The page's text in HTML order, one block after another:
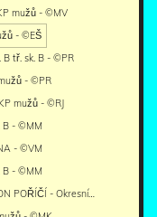
mužů - ©MV
- ©EŠ
B tř. sk. B - ©PR
- ©PR
mužů - ©RJ
B - ©MM
- ©VM
B - ©MM
POŘÍČÍ - Okresní…